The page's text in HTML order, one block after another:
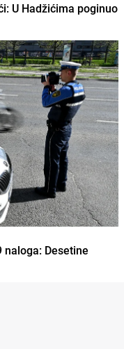
U Hadžićima poginuo
Desetine